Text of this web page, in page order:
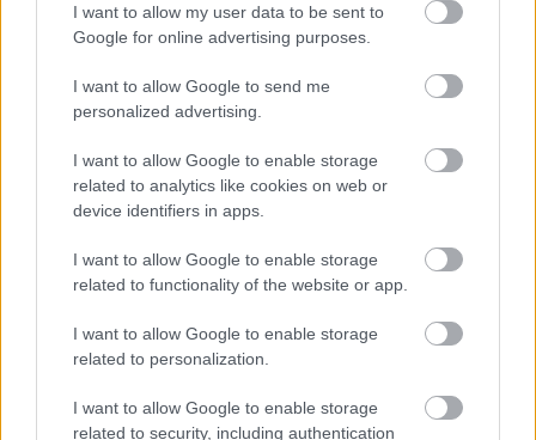
I want to allow my user data to be sent to
Google for online advertising purposes.
I want to allow Google to send me
personalized advertising.
I want to allow Google to enable storage
related to analytics like cookies on web or
device identifiers in apps.
I want to allow Google to enable storage
related to functionality of the website or app.
I want to allow Google to enable storage
related to personalization.
I want to allow Google to enable storage
related to security, including authentication
υγιής όψη για τα μαλλιά σας. Παράλληλα, τα
μεγαλύτερη ακρίβεια στο τελικό look.